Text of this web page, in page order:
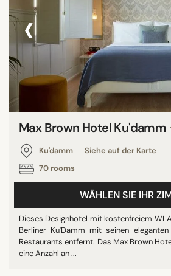
‹
Max Brown Hotel Ku'damm
Ku'damm
Siehe auf der Karte
70 rooms
WÄHLEN SIE IHR
Dieses Designhotel mit kostenfreiem
Berliner Ku'Damm mit seinen
Restaurants entfernt. Das Max Brown
eine Anzahl an ...